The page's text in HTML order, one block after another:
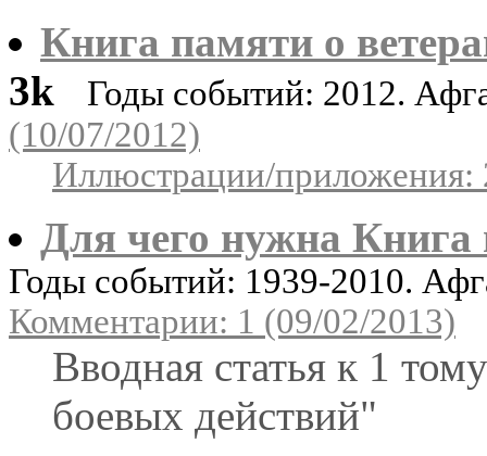
Книга памяти о
3k
Годы событий: 2012.
(10/07/2012)
Иллюстрации/приложения:
Для чего нужна Книга
Годы событий: 1939-2010.
Комментарии: 1 (09/02/2013)
Вводная статья к 1
боевых действий"